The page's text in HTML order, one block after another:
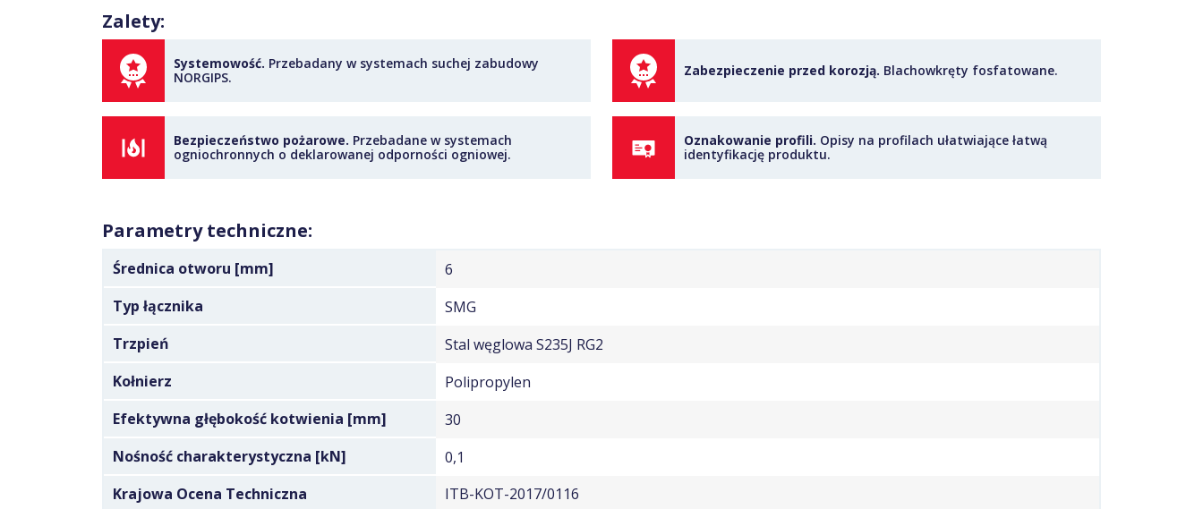
Zalety:
Systemowość. Przebadany w systemach suchej zabudowy
NORGIPS.
Zabezpieczenie przed korozją. Blachowkręty fosfatowane.
Bezpieczeństwo pożarowe. Przebadane w systemach
ogniochronnych o deklarowanej odporności ogniowej.
Oznakowanie profili. Opisy na profilach ułatwiające łatwą
identyfikację produktu.
Parametry techniczne:
Średnica otworu [mm]
6
Typ łącznika
SMG
Trzpień
Stal węglowa S235J RG2
Kołnierz
Polipropylen
Efektywna głębokość kotwienia [mm]
30
Nośność charakterystyczna [kN]
0,1
Krajowa Ocena Techniczna
ITB-KOT-2017/0116